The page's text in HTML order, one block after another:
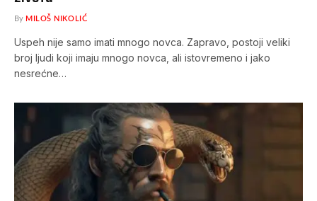
By MILOŠ NIKOLIĆ
Uspeh nije samo imati mnogo novca. Zapravo, postoji veliki
broj ljudi koji imaju mnogo novca, ali istovremeno i jako
nesrećne…